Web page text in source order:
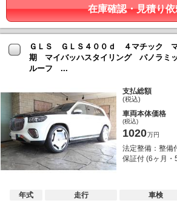
在庫確認・見積り依
ＧＬＳ ＧＬＳ４００ｄ ４マチック マ
期 マイバッハスタイリング パノラミ
ルーフ ...
支払総額
(税込)
車両本体価格
(税込)
1020万円
法定整備：整備
保証付 (6ヶ月・
年式
走行
車検